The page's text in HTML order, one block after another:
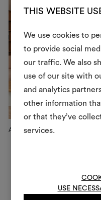
THIS WEBSITE
We use cookies to
to provide social
our traffic. We also
use of our site with
and analytics
other information
or that they’ve
services.
USE
After Club Armchair